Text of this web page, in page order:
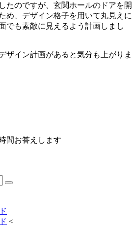
たのですが、玄関ホールのドアを開
め、デザイン格子を用いて丸見えに
でも素敵に見えるよう計画しまし
ザイン計画があると気分も上がりま
間お答えします
<